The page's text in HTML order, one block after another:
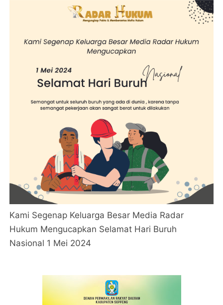
Kami Segenap Keluarga Besar Media Radar
Hukum Mengucapkan Selamat Hari Buruh
Nasional 1 Mei 2024